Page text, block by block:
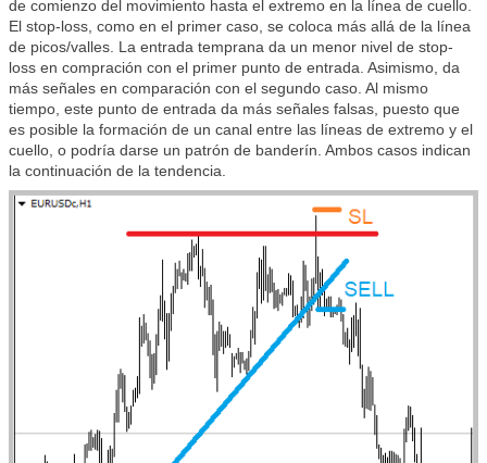
de comienzo del movimiento hasta el extremo en la línea de cuello.
El stop-loss, como en el primer caso, se coloca más allá de la línea
de picos/valles. La entrada temprana da un menor nivel de stop-
loss en compración con el primer punto de entrada. Asimismo, da
más señales en comparación con el segundo caso. Al mismo
tiempo, este punto de entrada da más señales falsas, puesto que
es posible la formación de un canal entre las líneas de extremo y el
cuello, o podría darse un patrón de banderín. Ambos casos indican
la continuación de la tendencia.